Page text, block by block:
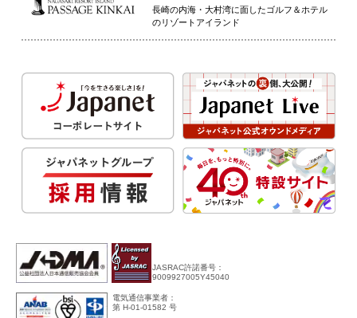
長崎の内海・大村湾に面したゴルフ＆ホテル
のリゾートアイランド
JASRAC許諾番号：
9009927005Y45040
電気通信事業者：
第 H-01-01582 号